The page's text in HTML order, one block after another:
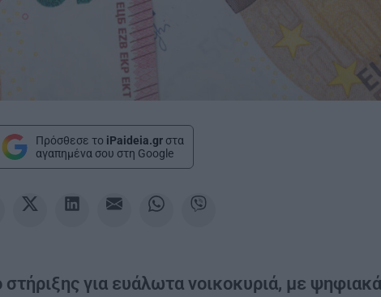
Πρόσθεσε το iPaideia.gr στα
αγαπημένα σου στη Google
για ευάλωτα νοικοκυριά, με